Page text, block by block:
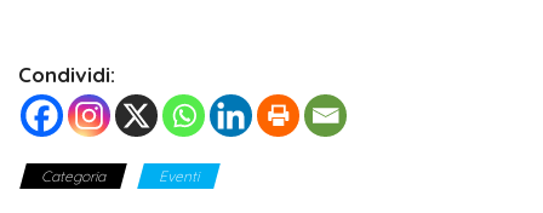
Condividi:
Categoria Eventi